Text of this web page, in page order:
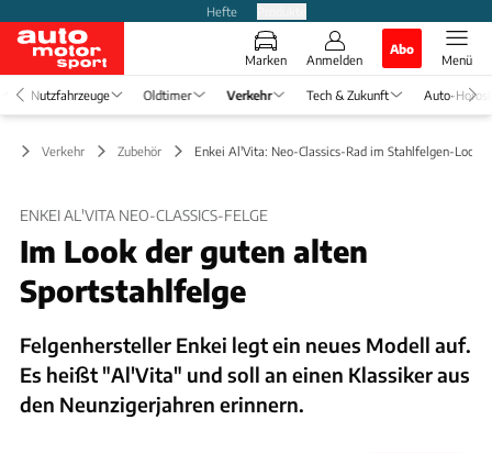
Hefte
Marken Anmelden
Abo
Menü
Nutzfahrzeuge Oldtimer Verkehr Tech & Zukunft Auto-
Verkehr Zubehör Enkei Al'Vita: Neo-Classics-Rad im Stahlfelgen-Look
ENKEI AL'VITA NEO-CLASSICS-FELGE
Im Look der guten alten
Sportstahlfelge
Felgenhersteller Enkei legt ein neues Modell auf.
Es heißt "Al'Vita" und soll an einen Klassiker aus
den Neunzigerjahren erinnern.